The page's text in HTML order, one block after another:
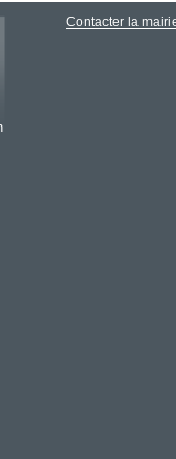
Contacter la